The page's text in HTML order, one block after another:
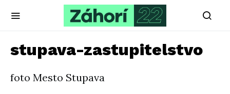
stupava-zastupitelstvo
foto Mesto Stupava